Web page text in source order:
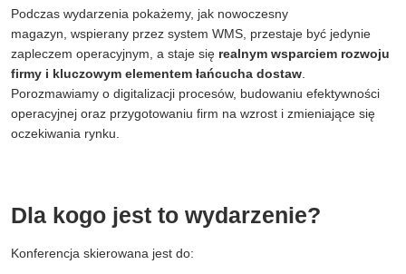
Podczas wydarzenia pokażemy, jak nowoczesny
magazyn, wspierany przez system WMS, przestaje być jedynie
zapleczem operacyjnym, a staje się realnym wsparciem rozwoju
firmy i kluczowym elementem łańcucha dostaw.
Porozmawiamy o digitalizacji procesów, budowaniu efektywności
operacyjnej oraz przygotowaniu firm na wzrost i zmieniające się
oczekiwania rynku.
Dla kogo jest to wydarzenie?
Konferencja skierowana jest do: